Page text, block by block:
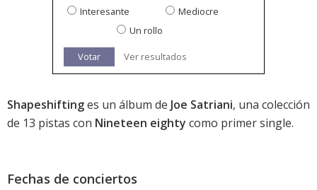
Interesante
Mediocre
Un rollo
Votar Ver resultados
Shapeshiftinges un álbum de Joe Satriani, una colección
de 13 pistas con Nineteen eighty como primer single.
Fechas de conciertos